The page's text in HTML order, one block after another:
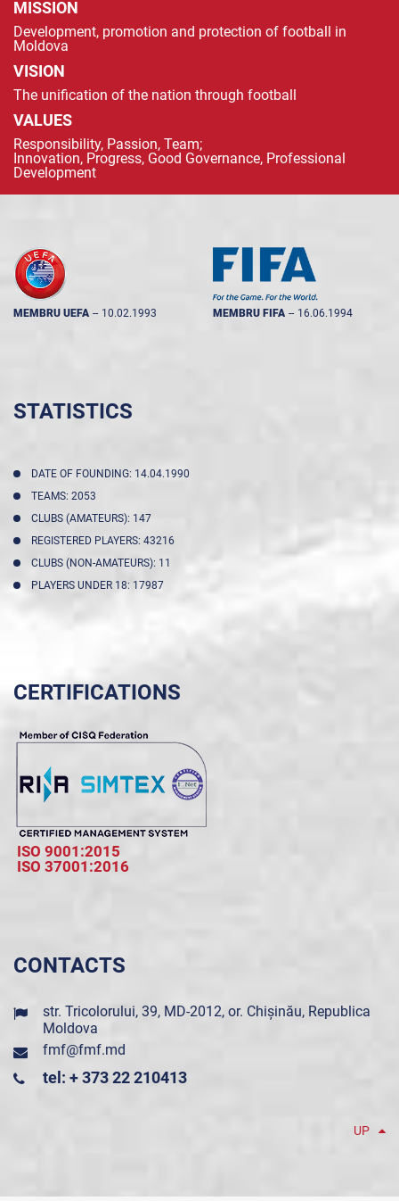
MISSION
Development, promotion and protection of football in
Moldova
VISION
The unification of the nation through football
VALUES
Responsibility, Passion, Team;
Innovation, Progress, Good Governance, Professional
Development
MEMBRU UEFA -- 10.02.1993 MEMBRU FIFA -- 16.06.1994
STATISTICS
DATE OF FOUNDING: 14.04.1990
TEAMS: 2053
CLUBS (AMATEURS): 147
REGISTERED PLAYERS: 43216
CLUBS (NON-AMATEURS): 11
PLAYERS UNDER 18: 17987
CERTIFICATIONS
ISO 9001:2015
ISO 37001:2016
CONTACTS
str. Tricolorului, 39, MD-2012, or. Chișinău, Republica
Moldova
fmf@fmf.md
tel: + 373 22 210413
UP